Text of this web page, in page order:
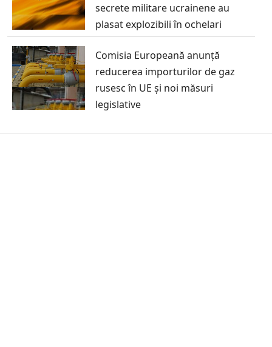
secrete militare ucrainene au
plasat explozibili în ochelari
Comisia Europeană anunță
reducerea importurilor de gaz
rusesc în UE și noi măsuri
legislative